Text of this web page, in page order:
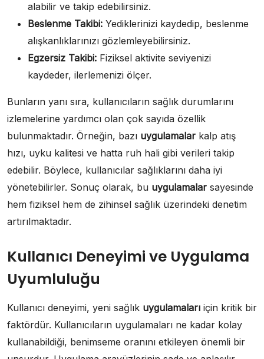
alabilir ve takip edebilirsiniz.
Beslenme Takibi: Yediklerinizi kaydedip, beslenme
alışkanlıklarınızı gözlemleyebilirsiniz.
Egzersiz Takibi: Fiziksel aktivite seviyenizi
kaydeder, ilerlemenizi ölçer.
Bunların yanı sıra, kullanıcıların sağlık durumlarını
izlemelerine yardımcı olan çok sayıda özellik
bulunmaktadır. Örneğin, bazı uygulamalar kalp atış
hızı, uyku kalitesi ve hatta ruh hali gibi verileri takip
edebilir. Böylece, kullanıcılar sağlıklarını daha iyi
yönetebilirler. Sonuç olarak, bu uygulamalar sayesinde
hem fiziksel hem de zihinsel sağlık üzerindeki denetim
artırılmaktadır.
Kullanıcı Deneyimi ve Uygulama
Uyumluluğu
Kullanıcı deneyimi, yeni sağlık uygulamaları için kritik bir
faktördür. Kullanıcıların uygulamaları ne kadar kolay
kullanabildiği, benimseme oranını etkileyen önemli bir